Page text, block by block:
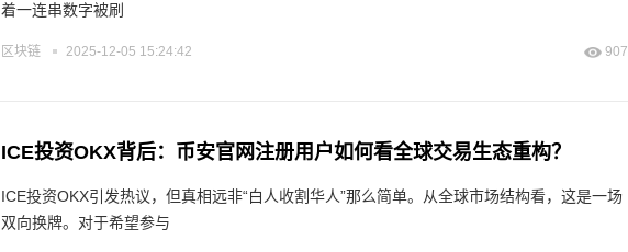
着一连串数字被刷
区块链 2025-12-05 15:24:42 907
ICE投资OKX背后：币安官网注册用户如何看全球交易生态重构？
ICE投资OKX引发热议，但真相远非“白人收割华人”那么简单。从全球市场结构看，这是一场
双向换牌。对于希望参与